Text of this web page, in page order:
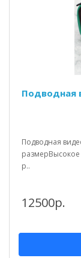
Подводная
Подводная
размерВысокое
р..
12500р.